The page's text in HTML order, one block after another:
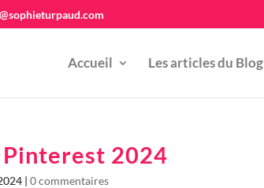
Accueil Les articles du Blog
2024
|0 commentaires